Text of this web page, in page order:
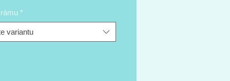
zvoleným komponentům,
velikosti kol, zdvih, odpružení,
nebo šířka řídítek. Lehký a tuhý
*
variantu